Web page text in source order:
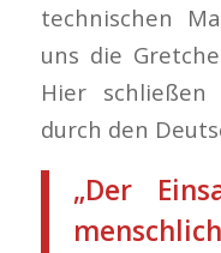
technischen
uns die
Hier
durch den
„Der